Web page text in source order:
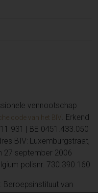
vennootschap
code van het BIV. Erkend
931 | BE 0451.433.050
BIV: Luxemburgstraat,
27 september 2006
polisnr. 730.390.160
van